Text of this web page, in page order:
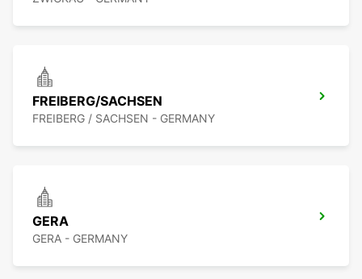
FREIBERG/SACHSEN
FREIBERG / SACHSEN - GERMANY
GERA
GERA - GERMANY